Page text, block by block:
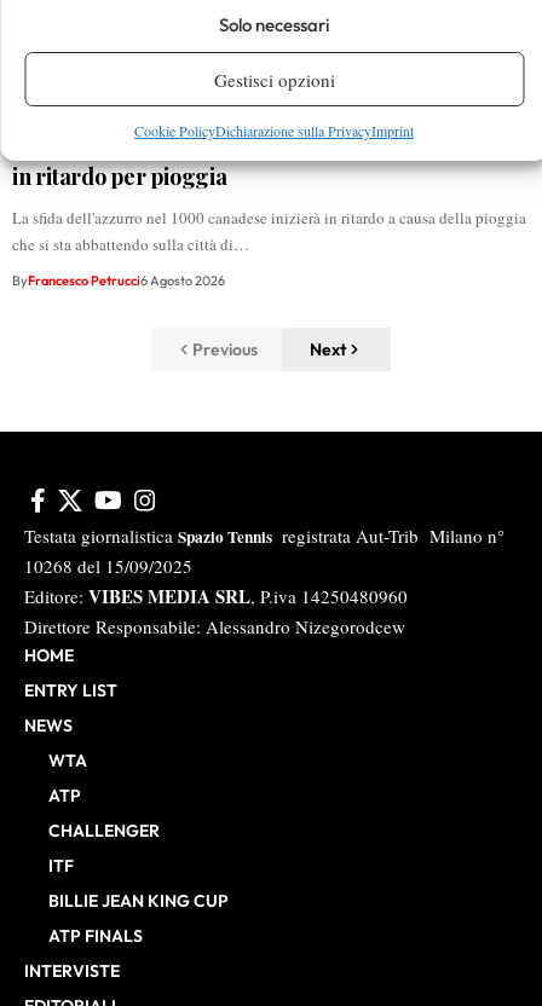
Solo necessari
Gestisci opzioni
Cookie PolicyDichiarazione sulla PrivacyImprint
Masters 1000 Montreal 2026: Darderi Shang inizia
in ritardo per pioggia
La sfida dell'azzurro nel 1000 canadese inizierà in ritardo a causa della pioggia
che si sta abbattendo sulla città di…
ByFrancesco Petrucci6 Agosto 2026
Previous Next
Testata giornalistica Spazio Tennis registrata Aut-Trib Milano n°
10268 del 15/09/2025
Editore: VIBES MEDIA SRL, P.iva 14250480960
Direttore Responsabile: Alessandro Nizegorodcew
HOME
ENTRY LIST
NEWS
WTA
ATP
CHALLENGER
ITF
BILLIE JEAN KING CUP
ATP FINALS
INTERVISTE